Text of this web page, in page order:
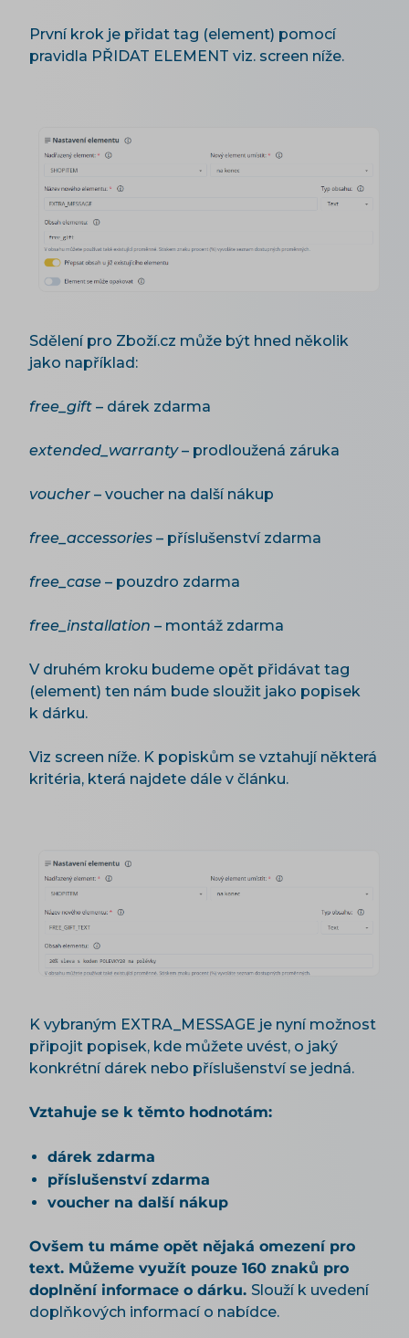
První krok je přidat tag (element) pomocí
pravidla PŘIDAT ELEMENT viz. screen níže.
Sdělení pro Zboží.cz může být hned několik
jako například:
free_gift – dárek zdarma
extended_warranty– prodloužená záruka
voucher – voucher na další nákup
free_accessories – příslušenství zdarma
free_case – pouzdro zdarma
free_installation – montáž zdarma
V druhém kroku budeme opět přidávat tag
(element) ten nám bude sloužit jako popisek
k dárku.
Viz screen níže. K popiskům se vztahují některá
kritéria, která najdete dále v článku.
K vybraným EXTRA_MESSAGE je nyní možnost
připojit popisek, kde můžete uvést, o jaký
konkrétní dárek nebo příslušenství se jedná.
Vztahuje se k těmto hodnotám:
dárek zdarma
příslušenství zdarma
voucher na další nákup
Ovšem tu máme opět nějaká omezení pro
text. Můžeme využít pouze 160 znaků pro
doplnění informace o dárku. Slouží k uvedení
doplňkových informací o nabídce.